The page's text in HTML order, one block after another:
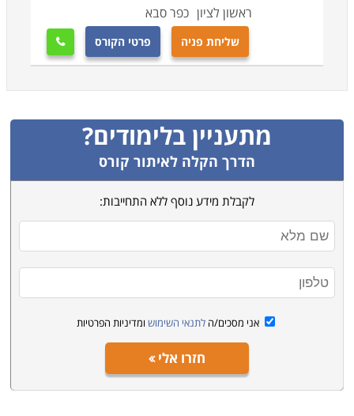
ראשון לציון כפר סבא
שליחת פניה פרטי הקורס 
מתעניין בלימודים?
הדרך הקלה לאיתור קורס
לקבלת מידע נוסף ללא התחייבות:
אני מסכים/ה לתנאי השימוש ומדיניות הפרטיות
חזרו אלי